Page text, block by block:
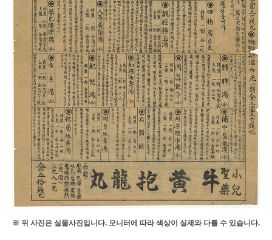
※ 위 사진은 실물사진입니다. 모니터에 따라 색상이 실제와 다를 수 있습니다.